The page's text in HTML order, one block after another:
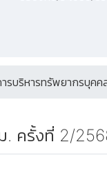
บริหารทรัพยากรบุคค
. ครั้งที่ 2/